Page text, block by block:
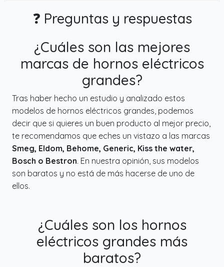
❓ Preguntas y respuestas
¿Cuáles son las mejores
marcas de hornos eléctricos
grandes?
Tras haber hecho un estudio y analizado estos
modelos de hornos eléctricos grandes, podemos
decir que si quieres un buen producto al mejor precio,
te recomendamos que eches un vistazo a las marcas
Smeg, Eldom, Behome, Generic, Kiss the water,
Bosch o Bestron. En nuestra opinión, sus modelos
son baratos y no está de más hacerse de uno de
ellos.
¿Cuáles son los hornos
eléctricos grandes más
baratos?